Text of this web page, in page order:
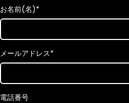
お名前(名)*
メールアドレス*
電話番号